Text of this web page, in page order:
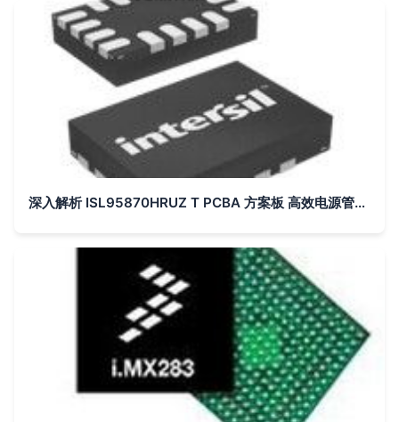
深入解析 ISL95870HRUZ T PCBA 方案板 高效电源管理的核心